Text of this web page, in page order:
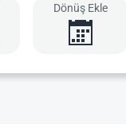
Dönüş Ekle